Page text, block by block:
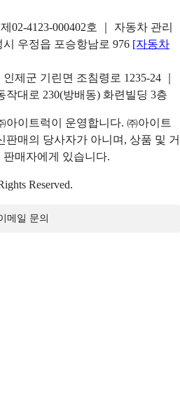
02-4123-000402호 ｜ 자동차 관리
우정읍 포승항남로 976 [자동차
제군 기린면 조침령로 1235-24 ｜
작대로 230(방배동) 화련빌딩 3층
아이트럭이 운영합니다. ㈜아이트
판매의 당사자가 아니며, 상품 및 거
매자에게 있습니다.
Reserved.
메일 문의